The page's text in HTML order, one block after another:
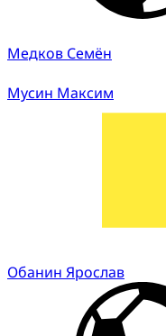
Медков Семён
Мусин Максим
Обанин Ярослав